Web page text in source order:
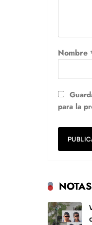
Nombre
para la